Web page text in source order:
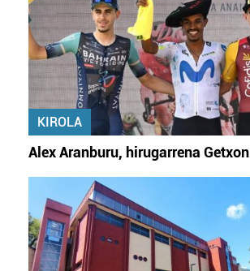
KIROLA
Alex Aranburu, hirugarrena Getxon